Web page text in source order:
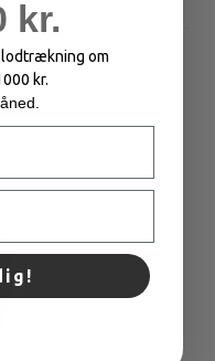
kr.
om
kr.